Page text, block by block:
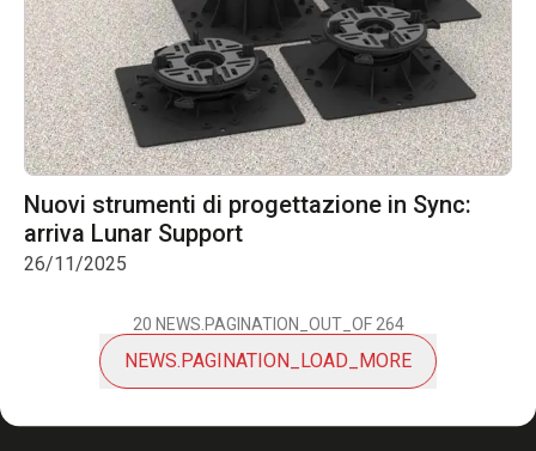
Nuovi strumenti di progettazione in Sync:
arriva Lunar Support
26/11/2025
20 NEWS.PAGINATION_OUT_OF 264
NEWS.PAGINATION_LOAD_MORE